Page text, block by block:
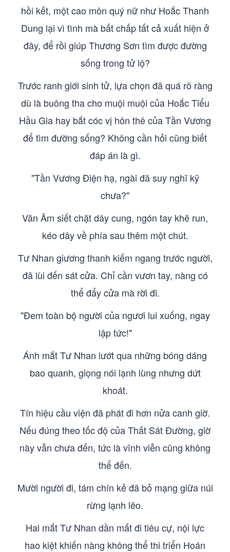
hồi kết, một cao môn quý nữ như Hoắc Thanh
Dung lại vì tình mà bất chấp tất cả xuất hiện ở
đây, để rồi giúp Thương Sơn tìm được đường
sống trong tử lộ?
Trước ranh giới sinh tử, lựa chọn đã quá rõ ràng
dù là buông tha cho muội muội của Hoắc Tiểu
Hầu Gia hay bắt cóc vị hôn thê của Tần Vương
để tìm đường sống? Không cần hỏi cũng biết
đáp án là gì.
"Tần Vương Điện hạ, ngài đã suy nghĩ kỹ
chưa?"
Văn Âm siết chặt dây cung, ngón tay khẽ run,
kéo dây về phía sau thêm một chút.
Tư Nhan giương thanh kiếm ngang trước người,
đã lùi đến sát cửa. Chỉ cần vươn tay, nàng có
thể đẩy cửa mà rời đi.
"Đem toàn bộ người của ngươi lui xuống, ngay
lập tức!"
Ánh mắt Tư Nhan lướt qua những bóng dáng
bao quanh, giọng nói lạnh lùng nhưng dứt
khoát.
Tín hiệu cầu viện đã phát đi hơn nửa canh giờ.
Nếu đúng theo tốc độ của Thất Sát Đường, giờ
này vẫn chưa đến, tức là vĩnh viễn cũng không
thể đến.
Mười người đi, tám chín kẻ đã bỏ mạng giữa núi
rừng lạnh lẽo.
Hai mắt Tư Nhan dần mất đi tiêu cự, nội lực
hao kiệt khiến nàng không thể thi triển Hoán